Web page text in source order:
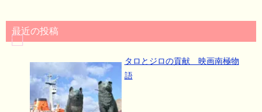
最近の投稿
タロとジロの貢献 映画南極物
語